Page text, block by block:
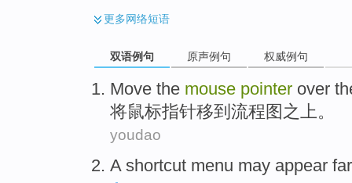
更多网络短语
双语例句 原声例句 权威例句
Move the mouse pointer over
将鼠标指针移到 流程图之上。
youdao
A shortcut menu may appear